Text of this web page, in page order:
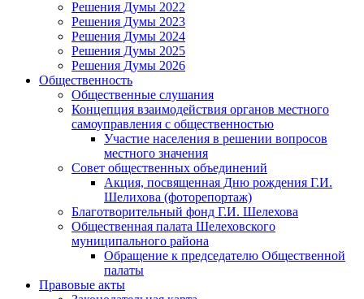
Решения Думы 2022
Решения Думы 2023
Решения Думы 2024
Решения Думы 2025
Решения Думы 2026
Общественность
Общественные слушания
Концепция взаимодействия органов местного
самоуправления с общественностью
Участие населения в решении вопросов
местного значения
Совет общественных объединений
Акция, посвященная Дню рождения Г.И.
Шелихова (фоторепортаж)
Благотворительный фонд Г.И. Шелехова
Общественная палата Шелеховского
муниципального района
Обращение к председателю Общественной
палаты
Правовые акты